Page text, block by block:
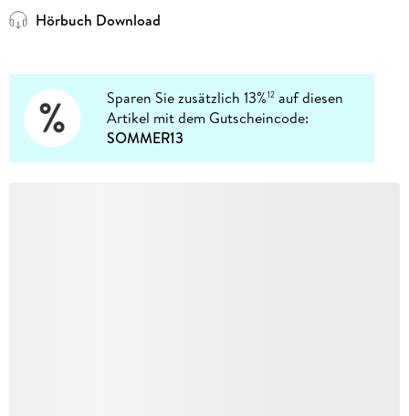
Hörbuch Download
Sparen Sie zusätzlich 13%12 auf diesen
Artikel mit dem Gutscheincode:
SOMMER13